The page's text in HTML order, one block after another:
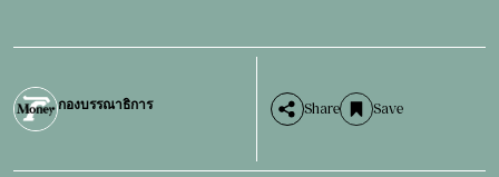
กองบรรณาธิการ Share Save